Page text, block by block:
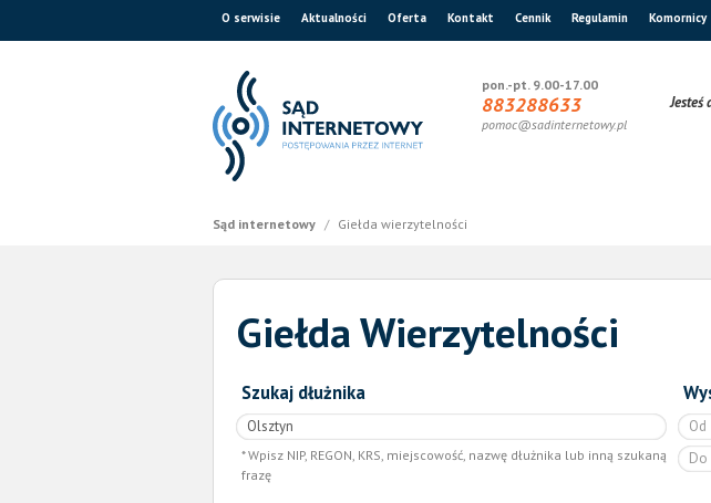
O serwisie Aktualności Oferta Kontakt Cennik Regulamin Komornicy
pon.-pt. 9.00-17.00
883288633
pomoc@sadinternetowy.pl
Sąd internetowy / Giełda wierzytelności
Giełda Wierzytelności
Szukaj dłużnika
Wpisz NIP, REGON, KRS, miejscowość, nazwę dłużnika lub inną szukaną
frazę